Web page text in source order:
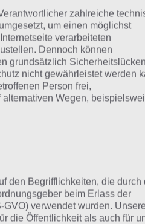
Button 2, dann 3 und dann
2, 3 (in der korrekten
haben wir von Level 51
sobald man alle Buttons in
zahlreiche
um einen möglichst
verarbeiteten
Dennoch können
grundsätzlich Sicherheitslücken
nicht gewährleistet werden
Person frei,
Wegen,
den Begrifflichkeiten, die durch
beim Erlass der
verwendet wurden. Unsere
die Öffentlichkeit als auch für